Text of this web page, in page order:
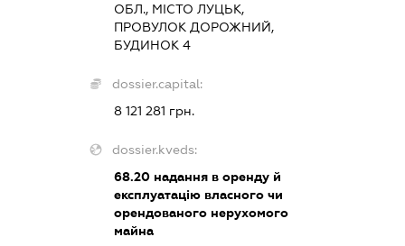
ОБЛ., МІСТО ЛУЦЬК,
ПРОВУЛОК ДОРОЖНИЙ,
БУДИНОК 4
dossier.capital:
8 121 281 грн.
dossier.kveds:
68.20надання в оренду й
експлуатацію власного чи
орендованого нерухомого
майна